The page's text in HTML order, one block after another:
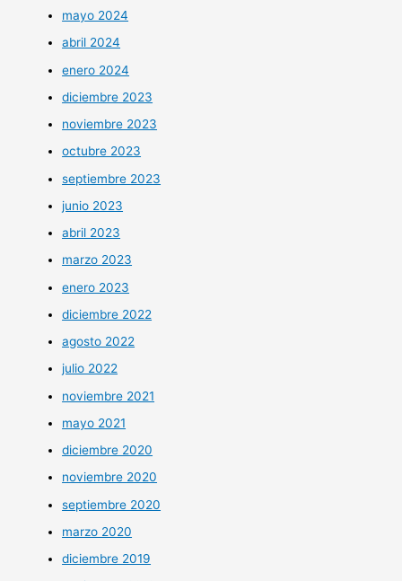
mayo 2024
abril 2024
enero 2024
diciembre 2023
noviembre 2023
octubre 2023
septiembre 2023
junio 2023
abril 2023
marzo 2023
enero 2023
diciembre 2022
agosto 2022
julio 2022
noviembre 2021
mayo 2021
diciembre 2020
noviembre 2020
septiembre 2020
marzo 2020
diciembre 2019